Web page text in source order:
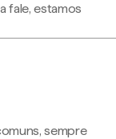
fale, estamos
sempre